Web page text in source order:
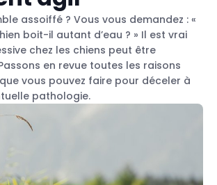
assoiffé ? Vous vous demandez : «
boit-il autant d’eau ? » Il est vrai
chez les chiens peut être
en revue toutes les raisons
vous pouvez faire pour déceler à
pathologie.